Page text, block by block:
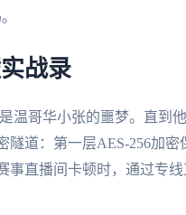
战录
温哥华小张的噩梦。直到
隧道：第一层AES-256加
事直播间卡顿时，通过专